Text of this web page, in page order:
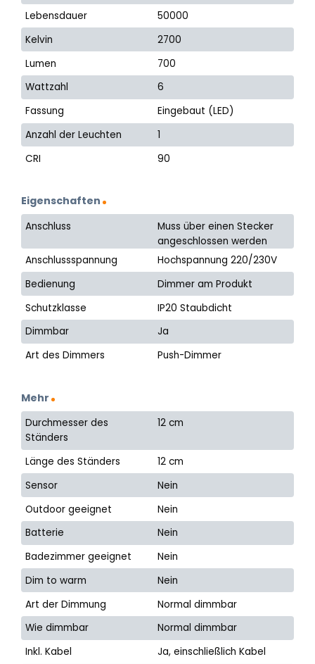
Lebensdauer
50000
Kelvin
2700
Lumen
700
Wattzahl
6
Fassung
Eingebaut (LED)
Anzahl der Leuchten
1
CRI
90
Eigenschaften
Anschluss
Muss über einen Stecker
angeschlossen werden
Anschlussspannung
Hochspannung 220/230V
Bedienung
Dimmer am Produkt
Schutzklasse
IP20 Staubdicht
Dimmbar
Ja
Art des Dimmers
Push-Dimmer
Mehr
Durchmesser des
Ständers
12 cm
Länge des Ständers
12 cm
Sensor
Nein
Outdoor geeignet
Nein
Batterie
Nein
Badezimmer geeignet
Nein
Dim to warm
Nein
Art der Dimmung
Normal dimmbar
Wie dimmbar
Normal dimmbar
Inkl. Kabel
Ja, einschließlich Kabel